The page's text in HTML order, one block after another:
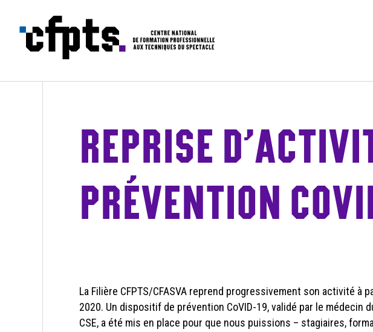
REPRISE
PRÉVENTION
La Filière CFPTS/CFASVA reprend progressivement son activité à
2020. Un dispositif de prévention CoVID-19, validé par le médecin
CSE, a été mis en place pour que nous puissions – stagiaires,